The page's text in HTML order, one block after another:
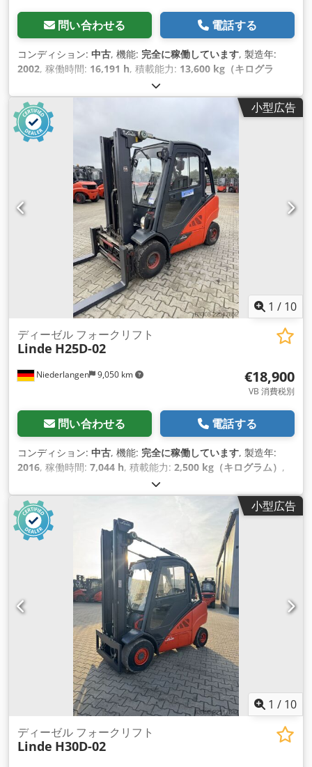
問い合わせる 電話する
コンディション: 中古, 機能: 完全に稼働しています, 製造年:
2002, 稼働時間: 16,191 h, 積載能力: 13,600 kg（キログラ
, フリーリフト:
ディーゼル, マスト型式:デュプレックス, 建設高:4,100 mm,
フォークキャリッジ幅:
1,200 mm, 空
車重量:18,300 kg（キログラム）
Diesel
2,550 mm,
小型広告
1 / 10
Niederlangen 9,050 km
ディーゼル フォークリフト
Linde H25D-02
€18,900
VB 消費税別
問い合わせる 電話する
コンディション: 中古, 機能: 完全に稼働しています, 製造年:
2016, 稼働時間: 7,044 h, 積載能力: 2,500 kg（キログラム） ,
, フリーリフト:1,115 mm
ーゼル, マスト型式:トリプレックス, 建設高:2,152 mm, フォ
ーク長:1,200 mm 小型広告
1 / 10
ディーゼル フォークリフト
Linde H30D-02